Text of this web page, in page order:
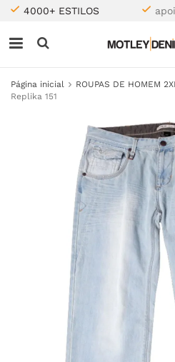
4000+ ESTILOS
Página inicial ROUPAS DE HOMEM
Replika 151